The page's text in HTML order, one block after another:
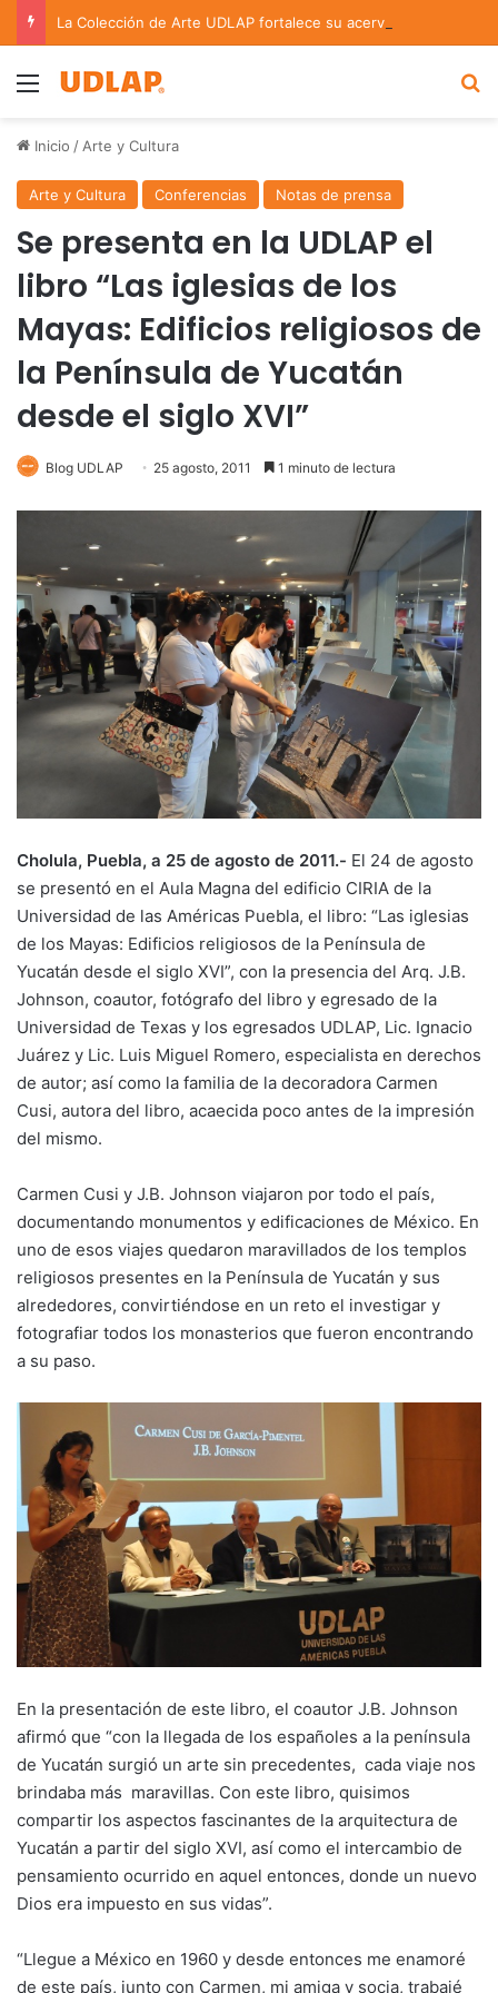
Menu
Inicio / Arte y Cultura
Arte y Cultura Conferencias Notas de prensa
Se presenta en la UDLAP el
libro “Las iglesias de los
Mayas: Edificios religiosos de
la Península de Yucatán
desde el siglo XVI”
Blog UDLAP 25 agosto, 2011 1 minuto de lectura
Cholula, Puebla, a 25 de agosto de 2011.- El 24 de agosto
se presentó en el Aula Magna del edificio CIRIA de la
Universidad de las Américas Puebla, el libro: “Las iglesias
de los Mayas: Edificios religiosos de la Península de
Yucatán desde el siglo XVI”, con la presencia del Arq. J.B.
Johnson, coautor, fotógrafo del libro y egresado de la
Universidad de Texas y los egresados UDLAP, Lic. Ignacio
Juárez y Lic. Luis Miguel Romero, especialista en derechos
de autor; así como la familia de la decoradora Carmen
Cusi, autora del libro, acaecida poco antes de la impresión
del mismo.
Carmen Cusi y J.B. Johnson viajaron por todo el país,
documentando monumentos y edificaciones de México. En
uno de esos viajes quedaron maravillados de los templos
religiosos presentes en la Península de Yucatán y sus
alrededores, convirtiéndose en un reto el investigar y
fotografiar todos los monasterios que fueron encontrando
a su paso.
En la presentación de este libro, el coautor J.B. Johnson
afirmó que “con la llegada de los españoles a la península
de Yucatán surgió un arte sin precedentes, cada viaje nos
brindaba más maravillas. Con este libro, quisimos
compartir los aspectos fascinantes de la arquitectura de
Yucatán a partir del siglo XVI, así como el intercambio de
pensamiento ocurrido en aquel entonces, donde un nuevo
Dios era impuesto en sus vidas”.
“Llegue a México en 1960 y desde entonces me enamoré
de este país, junto con Carmen, mi amiga y socia, trabajé